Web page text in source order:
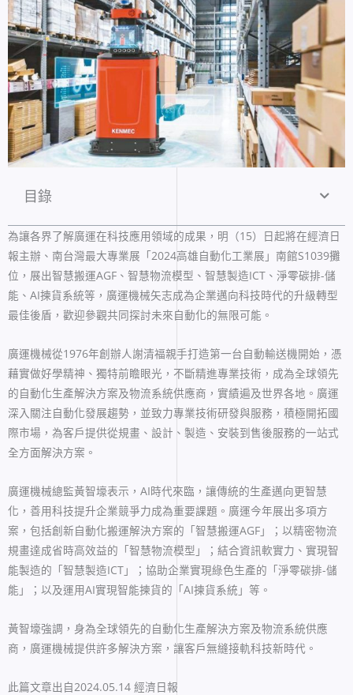
目錄
為讓各界了解廣運在科技應用領域的成果，明（15）日起將在經濟日
報主辦、南台灣最大專業展「2024高雄自動化工業展」南館S1039攤
位，展出智慧搬運AGF、智慧物流模型、智慧製造ICT、淨零碳排-儲
能、AI揀貨系統等，廣運機械矢志成為企業邁向科技時代的升級轉型
最佳後盾，歡迎參觀共同探討未來自動化的無限可能。
廣運機械從1976年創辦人謝清福親手打造第一台自動輸送機開始，憑
藉實做好學精神、獨特前瞻眼光，不斷精進專業技術，成為全球領先
的自動化生產解決方案及物流系統供應商，實績遍及世界各地。廣運
深入關注自動化發展趨勢，並致力專業技術研發與服務，積極開拓國
際市場，為客戶提供從規畫、設計、製造、安裝到售後服務的一站式
全方面解決方案。
廣運機械總監黃智壕表示，AI時代來臨，讓傳統的生產邁向更智慧
化，善用科技提升企業競爭力成為重要課題。廣運今年展出多項方
案，包括創新自動化搬運解決方案的「智慧搬運AGF」；以精密物流
規畫達成省時高效益的「智慧物流模型」；結合資訊軟實力、實現智
能製造的「智慧製造ICT」；協助企業實現綠色生產的「淨零碳排-儲
能」；以及運用AI實現智能揀貨的「AI揀貨系統」等。
黃智壕強調，身為全球領先的自動化生產解決方案及物流系統供應
商，廣運機械提供許多解決方案，讓客戶無縫接軌科技新時代。
此篇文章出自2024.05.14 經濟日報